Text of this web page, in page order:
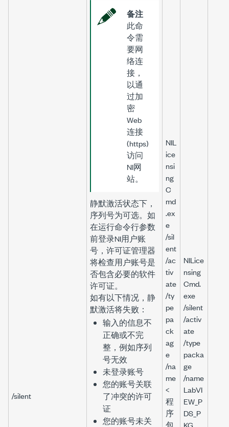
/silent
备注
此命
令需
要网
络连
接，
以通
过加
密
Web
连接
(https)
访问
NI网
站。
静默激活状态下，
序列号为可选。如
在运行命令行参数
前登录NI用户账
号，许可证管理器
将检查用户账号是
否包含必要的软件
许可证。
如有以下情况，静
默激活将失败：
输入的信息不
正确或不完
整，例如序列
号无效
未登录账号
您的账号关联
了冲突的许可
证
您的账号未关
NIL
ice
nsi
ng
C
md
.ex
e
/sil
ent
/ac
tiv
ate
/ty
pe
pa
ck
ag
e
/na
me
<
程
序
包
NILice
nsing
Cmd.
exe
/silent
/activ
ate
/type
packa
ge
/name
LabVI
EW_P
DS_P
KG